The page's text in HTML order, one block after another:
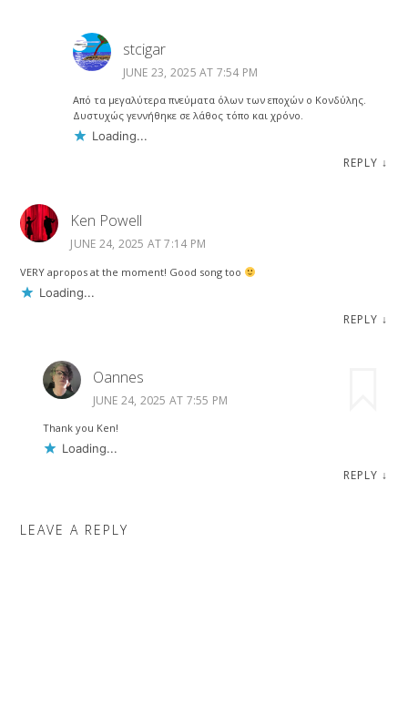
stcigar
JUNE 23, 2025 AT 7:54 PM
Από τα μεγαλύτερα πνεύματα όλων των εποχών ο Κονδύλης.
Δυστυχώς γεννήθηκε σε λάθος τόπο και χρόνο.
Loading...
REPLY ↓
Ken Powell
JUNE 24, 2025 AT 7:14 PM
VERY apropos at the moment! Good song too
Loading...
REPLY ↓
Oannes
JUNE 24, 2025 AT 7:55 PM
Thank you Ken!
Loading...
REPLY ↓
LEAVE A REPLY